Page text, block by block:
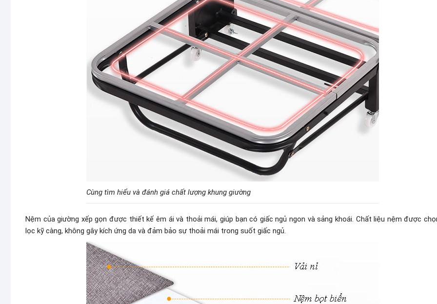
Cùng tìm hiểu và đánh giá chất lượng khung giường
Nệm của giường xếp gọn được thiết kế êm ái và thoải mái, giúp bạn có giấc ngủ ngon và sảng khoái. Chất liệu nệm được
lọc kỹ càng, không gây kích ứng da và đảm bảo sự thoải mái trong suốt giấc ngủ.